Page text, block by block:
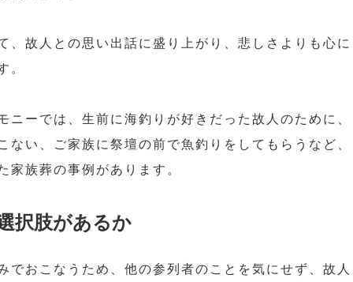
、故人との思い出話に盛り上がり、悲しさよりも心に
。
ニーでは、生前に海釣りが好きだった故人のために、
ない、ご家族に祭壇の前で魚釣りをしてもらうなど、
家族葬の事例があります。
択肢があるか
でおこなうため、他の参列者のことを気にせず、故人